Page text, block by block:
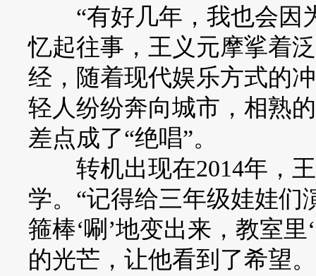
“有好几年，我也会因
忆起往事，王义元摩挲着
经，随着现代娱乐方式的
轻人纷纷奔向城市，相熟
差点成了“绝唱”。
转机出现在2014年，王
学。“记得给三年级娃娃们
箍棒‘唰’地变出来，教室
的光芒，让他看到了希望